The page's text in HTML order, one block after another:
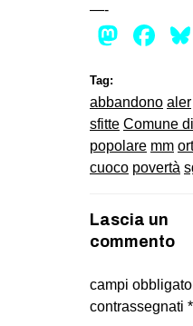
—-
Tag:
abbandono aler
sfitte Comune
popolare mm
cuoco povertà
Lascia un
commento
campi
contrassegnati *